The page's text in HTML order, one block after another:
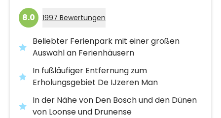
8.0 1997 Bewertungen
Beliebter Ferienpark mit einer großen
Auswahl an Ferienhäusern
In fußläufiger Entfernung zum
Erholungsgebiet De IJzeren Man
In der Nähe von Den Bosch und den Dünen
von Loonse und Drunense